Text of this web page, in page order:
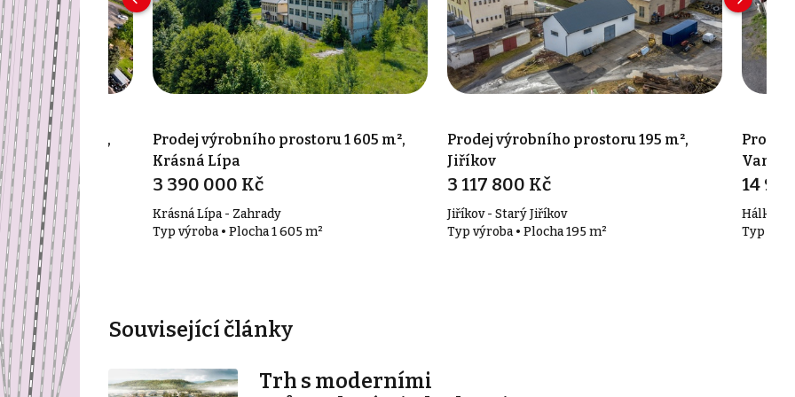
3 160 m²,
m²
Prodej výrobního prostoru 1 605 m²,
Krásná Lípa
3 390 000 Kč
Krásná Lípa - Zahrady
Typ výroba • Plocha 1 605 m²
Prodej výrobního prostoru 195 m²,
Jiříkov
3 117 800 Kč
Jiříkov - Starý Jiříkov
Typ výroba • Plocha 195 m²
Prodej
14
Hálkova
Typ
Související články
Trh s moderními